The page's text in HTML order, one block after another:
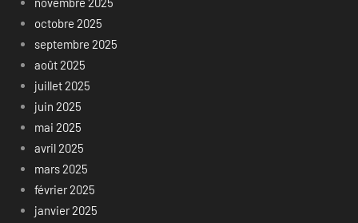
octobre 2025
septembre 2025
août 2025
juillet 2025
juin 2025
mai 2025
avril 2025
mars 2025
février 2025
janvier 2025